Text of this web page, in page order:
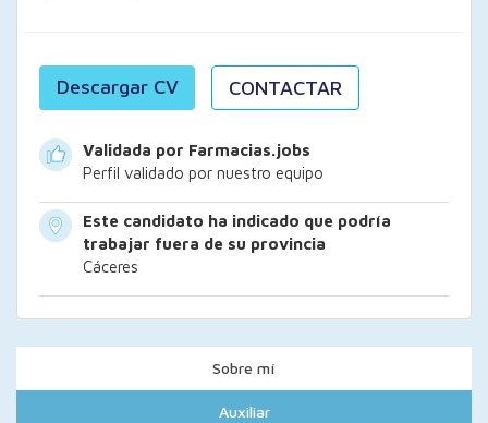
Descargar CV CONTACTAR
Validada por Farmacias.jobs
Perfil validado por nuestro equipo
Este candidato ha indicado que podría
trabajar fuera de su provincia
Cáceres
Sobre mí
Auxiliar